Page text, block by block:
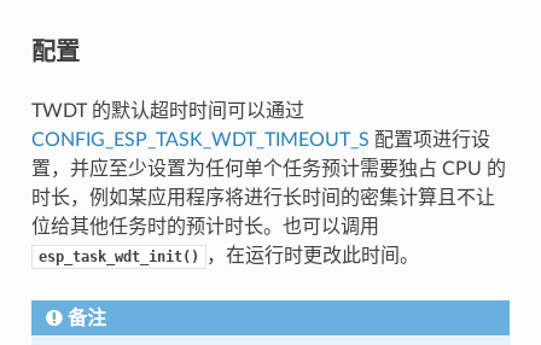
配置
TWDT 的默认超时时间可以通过
CONFIG_ESP_TASK_WDT_TIMEOUT_S 配置项进行设
置，并应至少设置为任何单个任务预计需要独占 CPU 的
时长，例如某应用程序将进行长时间的密集计算且不让
位给其他任务时的预计时长。也可以调用
esp_task_wdt_init() ，在运行时更改此时间。
备注